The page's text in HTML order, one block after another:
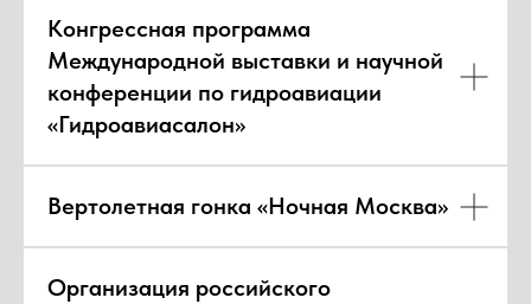
Конгрессная программа
Международной выставки и научной
конференции по гидроавиации
«Гидроавиасалон»
Вертолетная гонка «Ночная Москва»
Организация российского